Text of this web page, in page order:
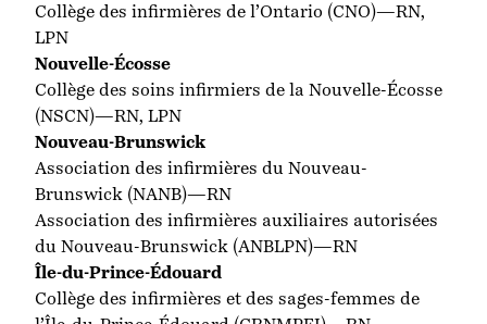
Collège des infirmières de l’Ontario (CNO)—RN,
LPN
Nouvelle-Écosse
Collège des soins infirmiers de la Nouvelle-Écosse
(NSCN)—RN, LPN
Nouveau-Brunswick
Association des infirmières du Nouveau-
Brunswick (NANB)—RN
Association des infirmières auxiliaires autorisées
du Nouveau-Brunswick (ANBLPN)—RN
Île-du-Prince-Édouard
Collège des infirmières et des sages-femmes de